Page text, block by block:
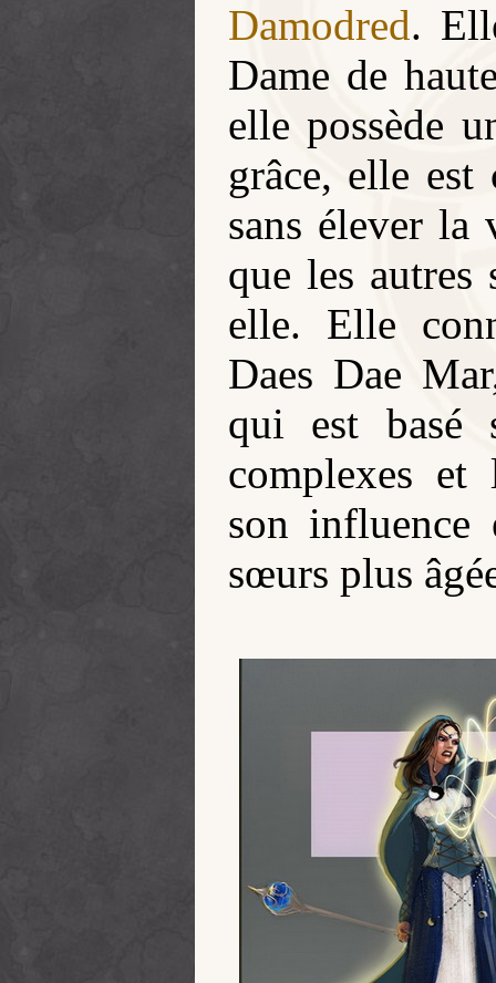
Damodred.
Dame de
elle possède
grâce, elle est
sans élever la
que les autres
elle. Elle
Daes Dae
qui est basé
complexes et
son
sœurs plus